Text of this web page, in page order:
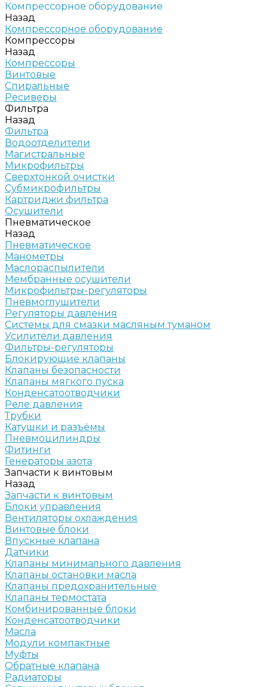
Компрессорное оборудование
Назад
Компрессорное оборудование
Компрессоры
Назад
Компрессоры
Винтовые
Спиральные
Ресиверы
Фильтра
Назад
Фильтра
Водоотделители
Магистральные
Микрофильтры
Сверхтонкой очистки
Субмикрофильтры
Картриджи фильтра
Осушители
Пневматическое
Назад
Пневматическое
Манометры
Маслораспылители
Мембранные осушители
Микрофильтры-регуляторы
Пневмоглушители
Регуляторы давления
Системы для смазки масляным туманом
Усилители давления
Фильтры-регуляторы
Блокирующие клапаны
Клапаны безопасности
Клапаны мягкого пуска
Конденсатоотводчики
Реле давления
Трубки
Катушки и разъёмы
Пневмоцилиндры
Фитинги
Генераторы азота
Запчасти к винтовым
Назад
Запчасти к винтовым
Блоки управления
Вентиляторы охлаждения
Винтовые блоки
Впускные клапана
Датчики
Клапаны минимального давления
Клапаны остановки масла
Клапаны предохранительные
Клапаны термостата
Комбинированные блоки
Конденсатоотводчики
Масла
Модули компактные
Муфты
Обратные клапана
Радиаторы